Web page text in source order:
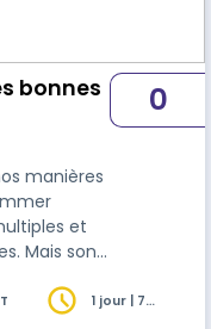
bonnes
manières
et
Mais son
0
1 jour | 7